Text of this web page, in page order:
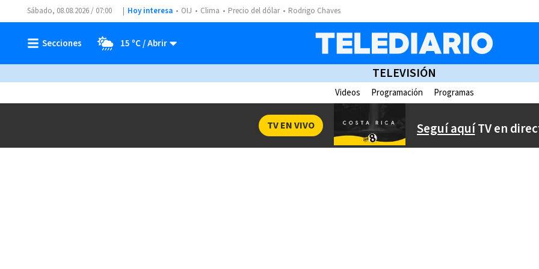
Sábado, 08.08.2026 / 07:00 Hoy interesa OIJ Clima Precio del dólar Rodrigo Chaves
15 ºC
TELEVISIÓN
Videos Programación Programas
Seguí aquíTV en
TV EN VIVO